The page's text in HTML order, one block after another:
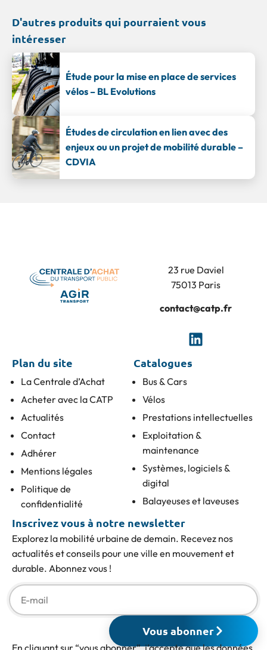
D'autres produits qui pourraient vous
intéresser
Étude pour la mise en place de services
vélos – BL Evolutions
Études de circulation en lien avec des
enjeux ou un projet de mobilité durable –
CDVIA
23 rue Daviel
75013 Paris
contact@catp.fr
Plan du site
La Centrale d’Achat
Acheter avec la CATP
Actualités
Contact
Adhérer
Mentions légales
Politique de
confidentialité
Catalogues
Bus & Cars
Vélos
Prestations intellectuelles
Exploitation &
maintenance
Systèmes, logiciels &
digital
Balayeuses et laveuses
Inscrivez vous à notre newsletter
Explorez la mobilité urbaine de demain. Recevez nos
actualités et conseils pour une ville en mouvement et
durable. Abonnez vous !
Vous abonner
En cliquant sur “vous abonner”, j’accepte que les données